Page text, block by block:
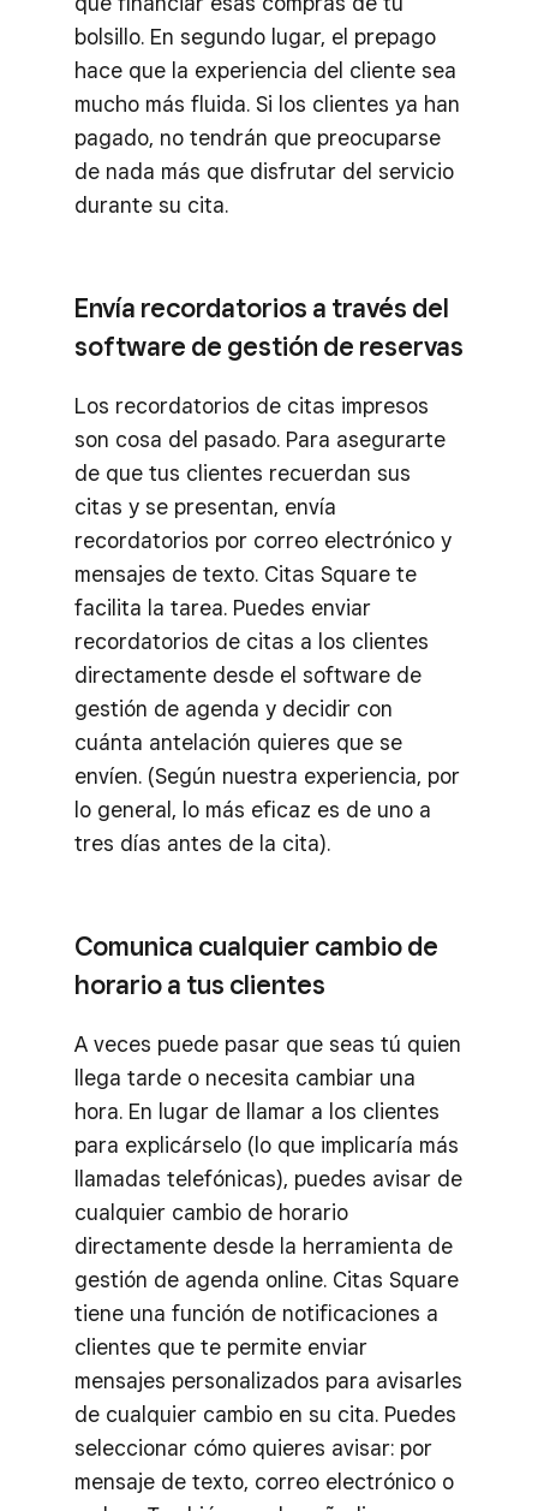
bolsillo. En segundo lugar, el prepago
hace que la experiencia del cliente sea
mucho más fluida. Si los clientes ya han
pagado, no tendrán que preocuparse
de nada más que disfrutar del servicio
durante su cita.
Envía recordatorios a través del
software de gestión de reservas
Los recordatorios de citas impresos
son cosa del pasado. Para asegurarte
de que tus clientes recuerdan sus
citas y se presentan, envía
recordatorios por correo electrónico y
mensajes de texto. Citas Square te
facilita la tarea. Puedes enviar
recordatorios de citas a los clientes
directamente desde el software de
gestión de agenda y decidir con
cuánta antelación quieres que se
envíen. (Según nuestra experiencia, por
lo general, lo más eficaz es de uno a
tres días antes de la cita).
Comunica cualquier cambio de
horario a tus clientes
A veces puede pasar que seas tú quien
llega tarde o necesita cambiar una
hora. En lugar de llamar a los clientes
para explicárselo (lo que implicaría más
llamadas telefónicas), puedes avisar de
cualquier cambio de horario
directamente desde la herramienta de
gestión de agenda online. Citas Square
tiene una función de notificaciones a
clientes que te permite enviar
mensajes personalizados para avisarles
de cualquier cambio en su cita. Puedes
seleccionar cómo quieres avisar: por
mensaje de texto, correo electrónico o